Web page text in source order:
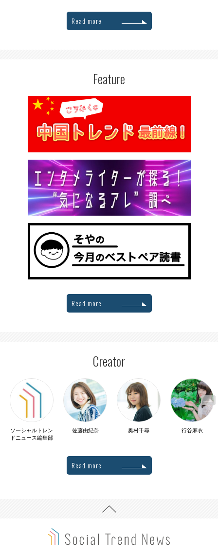
Read more
Feature
Read more
Creator
ソーシャルトレン
ドニュース編集部
佐藤由紀奈 奥村千尋 行谷麻衣
Read more